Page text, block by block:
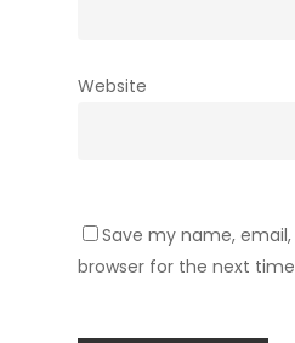
Website
Save my name,
browser for the next